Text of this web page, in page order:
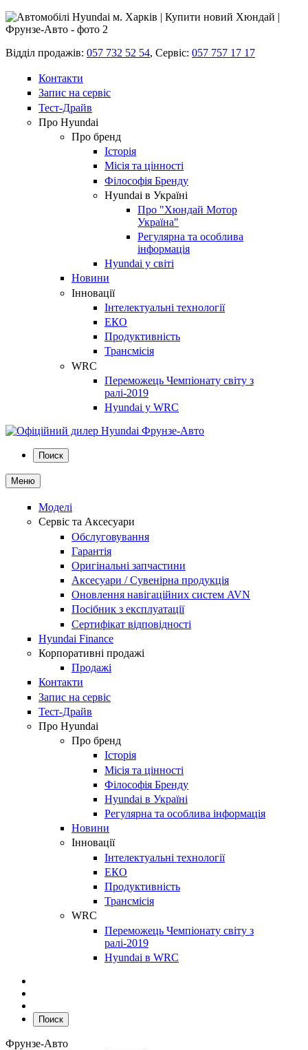
Відділ продажів: 057 732 52 54, Сервіс: 057 757 17 17
Контакти
Запис на сервіс
Тест-Драйв
Про Hyundai
Про бренд
Історія
Місія та цінності
Філософія Бренду
Hyundai в Україні
Про "Хюндай Мотор
Україна"
Регулярна та особлива
інформація
Hyundai у світі
Новини
Інновації
Інтелектуальні технології
ЕКО
Продуктивність
Трансмісія
WRC
Переможець Чемпіонату світу з
ралі-2019
Hyundai у WRC
Поиск
Меню
Моделі
Сервіс та Аксесуари
Обслуговування
Гарантія
Оригінальні запчастини
Аксесуари / Сувенірна продукція
Оновлення навігаційних систем AVN
Посібник з експлуатації
Сертифікат відповідності
Hyundai Finance
Корпоративні продажі
Продажі
Контакти
Запис на сервіс
Тест-Драйв
Про Hyundai
Про бренд
Історія
Місія та цінності
Філософія Бренду
Hyundai в Україні
Регулярна та особлива інформація
Новини
Інновації
Інтелектуальні технології
ЕКО
Продуктивність
Трансмісія
WRC
Переможець Чемпіонату світу з
ралі-2019
Hyundai в WRC
Поиск
Фрунзе-Авто